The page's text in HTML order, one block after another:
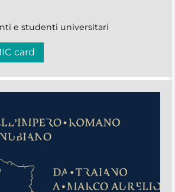
e studenti universitari
card